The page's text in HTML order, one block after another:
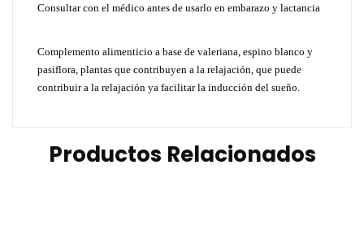
Consultar con el médico antes de usarlo en embarazo y lactancia
Complemento alimenticio a base de valeriana, espino blanco y
pasiflora, plantas que contribuyen a la relajación, que puede
contribuir a la relajación ya facilitar la inducción del sueño.
Productos Relacionados